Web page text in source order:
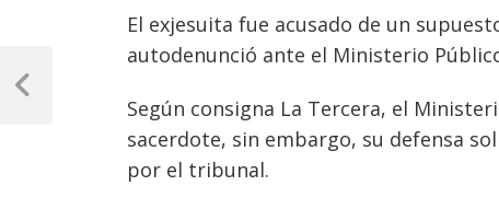
El exjesuita fue acusado de un
autodenunció ante el Ministerio
Según consigna La Tercera, el
sacerdote, sin embargo, su defensa
por el tribunal.
Navegación
de
Previous